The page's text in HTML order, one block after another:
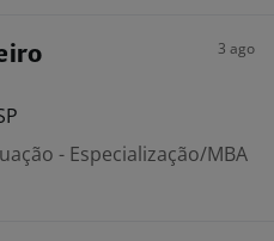
3 ago
- Especialização/MBA